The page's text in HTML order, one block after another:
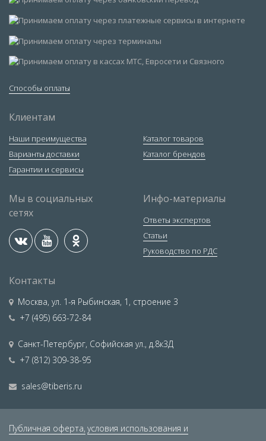
Способы оплаты
Клиентам
Наши преимущества
Варианты доставки
Гарантии и сервисы
Каталог товаров
Каталог брендов
Мы в социальных
сетях
Инфо-материалы
Ответы экспертов
Статьи
Руководство по РДС
Контакты
Москва, ул. 1-я Рыбинская, 1, строение 3
+7 (495) 663-72-84
Санкт-Петербург, Софийская ул., д.8к3Д
+7 (812) 309-38-95
sales@tiberis.ru
Публичная оферта, условия использования и